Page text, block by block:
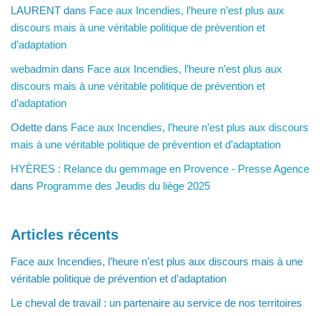
LAURENT dans Face aux Incendies, l’heure n’est plus aux
discours mais à une véritable politique de prévention et
d’adaptation
webadmin dans Face aux Incendies, l’heure n’est plus aux
discours mais à une véritable politique de prévention et
d’adaptation
Odette dans Face aux Incendies, l’heure n’est plus aux discours
mais à une véritable politique de prévention et d’adaptation
HYÈRES : Relance du gemmage en Provence - Presse Agence
dans Programme des Jeudis du liège 2025
Articles récents
Face aux Incendies, l’heure n’est plus aux discours mais à une
véritable politique de prévention et d’adaptation
Le cheval de travail : un partenaire au service de nos territoires